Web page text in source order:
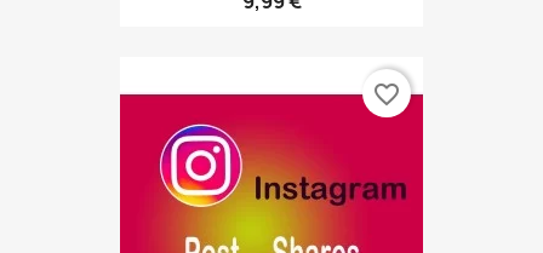
favorite_border